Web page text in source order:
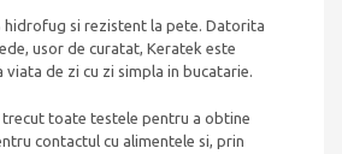
hidrofug si rezistent la pete. Datorita
usor de curatat, Keratek este
viata de zi cu zi simpla in bucatarie.
trecut toate testele pentru a obtine
contactul cu alimentele si, prin